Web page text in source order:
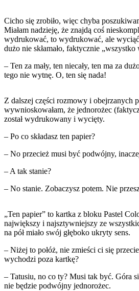
Cicho się zrobiło, więc chyba
Miałam nadzieję, że znajdą coś
wydrukować, to wydrukować, ale
dużo nie skłamało, faktycznie „wszystko
– Ten za mały, ten niecały, ten ma za
tego nie wytnę. O, ten się nada!
Z dalszej części rozmowy i obejrzanych
wywnioskowałam, że jednorożec
został wydrukowany i wycięty.
– Po co składasz ten papier?
– No przecież musi być podwójny,
– A tak stanie?
– No stanie. Zobaczysz potem. Nie
„Ten papier” to kartka z bloku Pastel
największy i najsztywniejszy ze
na pół miało swój głęboko ukryty sens.
– Niżej to połóż, nie zmieści ci się
wychodzi poza kartkę?
– Tatusiu, no co ty? Musi tak być. Góra
nie będzie podwójny jednorożec.